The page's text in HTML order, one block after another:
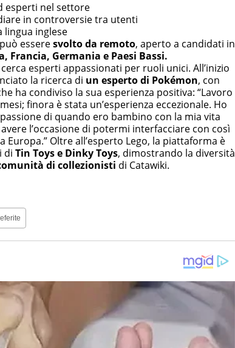
esperti nel settore
in controversie tra utenti
lingua inglese
esseresvolto da remoto, aperto a candidati in
Francia, Germania e Paesi Bassi.
esperti appassionati per ruoli unici. All’inizio
la ricerca di un esperto di Pokémon, con
ha condiviso la sua esperienza positiva: “Lavoro
finora è stata un’esperienza eccezionale. Ho
di quando ero bambino con la mia vita
l’occasione di potermi interfacciare con così
Oltre all’esperto Lego, la piattaforma è
di Tin Toys e Dinky Toys, dimostrando la diversità
di collezionisti di Catawiki.